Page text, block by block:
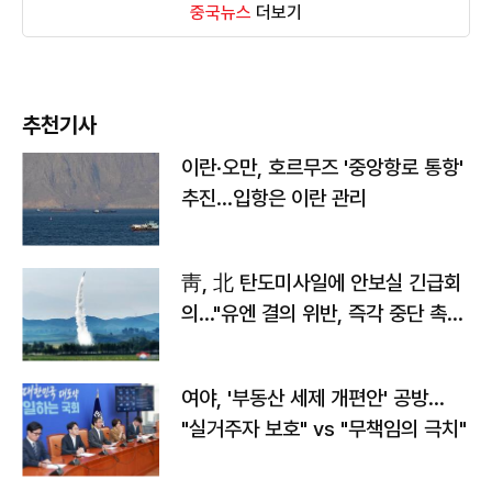
중국뉴스 더보기
추천기사
이란·오만, 호르무즈 '중앙항로 통항'
추진…입항은 이란 관리
靑, 北 탄도미사일에 안보실 긴급회
의…"유엔 결의 위반, 즉각 중단 촉
여야, '부동산 세제 개편안' 공방…
"실거주자 보호" vs "무책임의 극치"